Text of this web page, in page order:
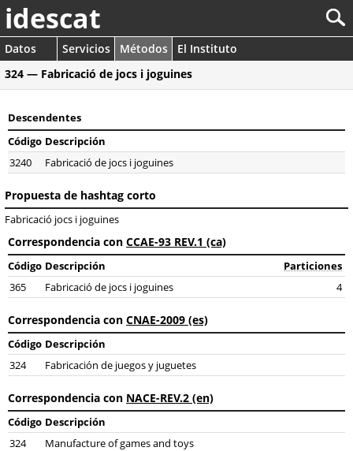
idescat
Datos Servicios Métodos
El Instituto
324 — Fabricació de jocs i joguines
Descendentes
Código Descripción
3240
Fabricació de jocs i joguines
Propuesta de hashtag corto
Fabricació jocs i joguines
Correspondencia con CCAE-93 REV.1 (ca)
Código Descripción
Particiones
365
Fabricació de jocs i joguines 4
Correspondencia con CNAE-2009 (es)
Código Descripción
324
Fabricación de juegos y juguetes
Correspondencia con NACE-REV.2 (en)
Código Descripción
324
Manufacture of games and toys